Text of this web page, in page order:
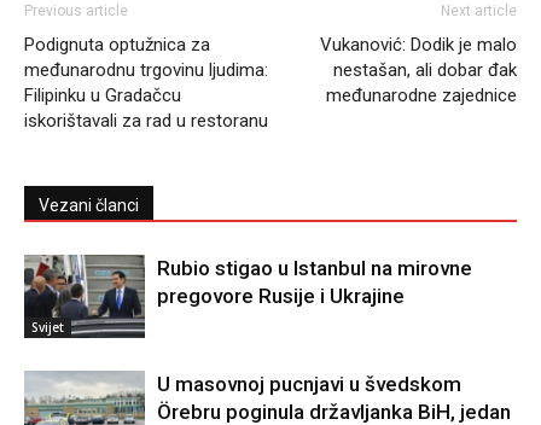
Previous article
Podignuta optužnica za
međunarodnu trgovinu ljudima:
Filipinku u Gradačcu
iskorištavali za rad u restoranu
Next article
Vukanović: Dodik je malo
nestašan, ali dobar đak
međunarodne zajednice
Vezani članci
Svijet
Rubio stigao u Istanbul na mirovne
pregovore Rusije i Ukrajine
U masovnoj pucnjavi u švedskom
Örebru poginula državljanka BiH, jedan